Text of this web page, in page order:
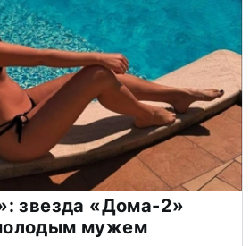
звезда «Дома-2»
мужем